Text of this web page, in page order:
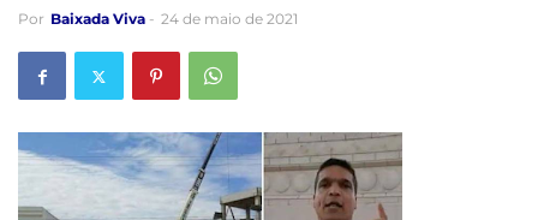
Por Baixada Viva - 24 de maio de 2021